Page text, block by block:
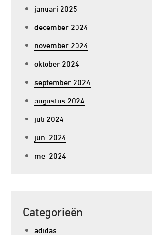
januari 2025
december 2024
november 2024
oktober 2024
september 2024
augustus 2024
juli 2024
juni 2024
mei 2024
Categorieën
adidas